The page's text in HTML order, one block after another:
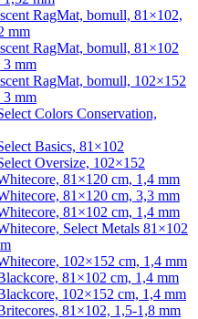
RagMat, bomull, 81×102,
mm
RagMat, bomull, 81×102
3 mm
RagMat, bomull, 102×152
3 mm
Colors Conservation,
Basics, 81×102
Oversize, 102×152
81×120 cm, 1,4 mm
81×120 cm, 3,3 mm
81×102 cm, 1,4 mm
Select Metals 81×102
102×152 cm, 1,4 mm
81×102 cm, 1,4 mm
102×152 cm, 1,4 mm
81×102, 1,5-1,8 mm